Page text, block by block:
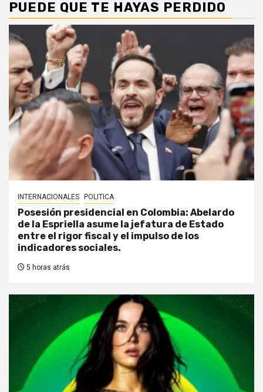
PUEDE QUE TE HAYAS PERDIDO
INTERNACIONALES POLITICA
Posesión presidencial en Colombia: Abelardo
de la Espriella asume la jefatura de Estado
entre el rigor fiscal y el impulso de los
indicadores sociales.
5 horas atrás